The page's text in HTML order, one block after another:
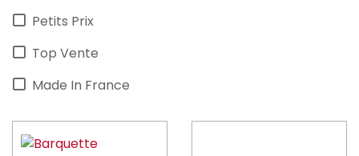
Petits Prix
Top Vente
Made In France